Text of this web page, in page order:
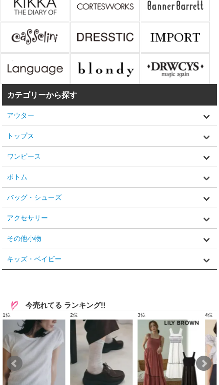
カテゴリーから探す
アウター
トップス
ワンピース
ボトム
バッグ・シューズ
アクセサリー
その他小物
キッズ・ベイビー
今売れてる ランキング!!